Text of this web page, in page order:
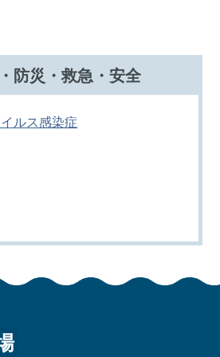
防災・救急・安全
ルス感染症